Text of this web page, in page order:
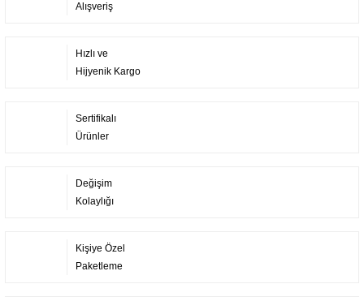
Alışveriş
Hızlı ve
Hijyenik Kargo
Sertifikalı
Ürünler
Değişim
Kolaylığı
Kişiye Özel
Paketleme